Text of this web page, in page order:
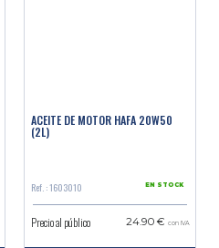
ACEITE DE MOTOR HAFA 20W50
(2L)
Ref. : 1603010 EN STOCK
Precio al público 24.90 € con IVA